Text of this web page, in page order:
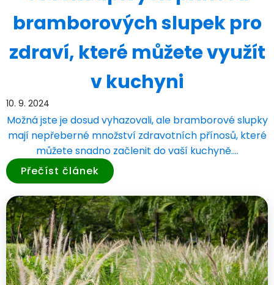
bramborových slupek pro
zdraví, které můžete využít
v kuchyni
10. 9. 2024
Možná jste je dosud vyhazovali, ale bramborové slupky
mají nepřeberné množství zdravotních přínosů, které
můžete snadno začlenit do vaší kuchyně.…
Přečíst článek